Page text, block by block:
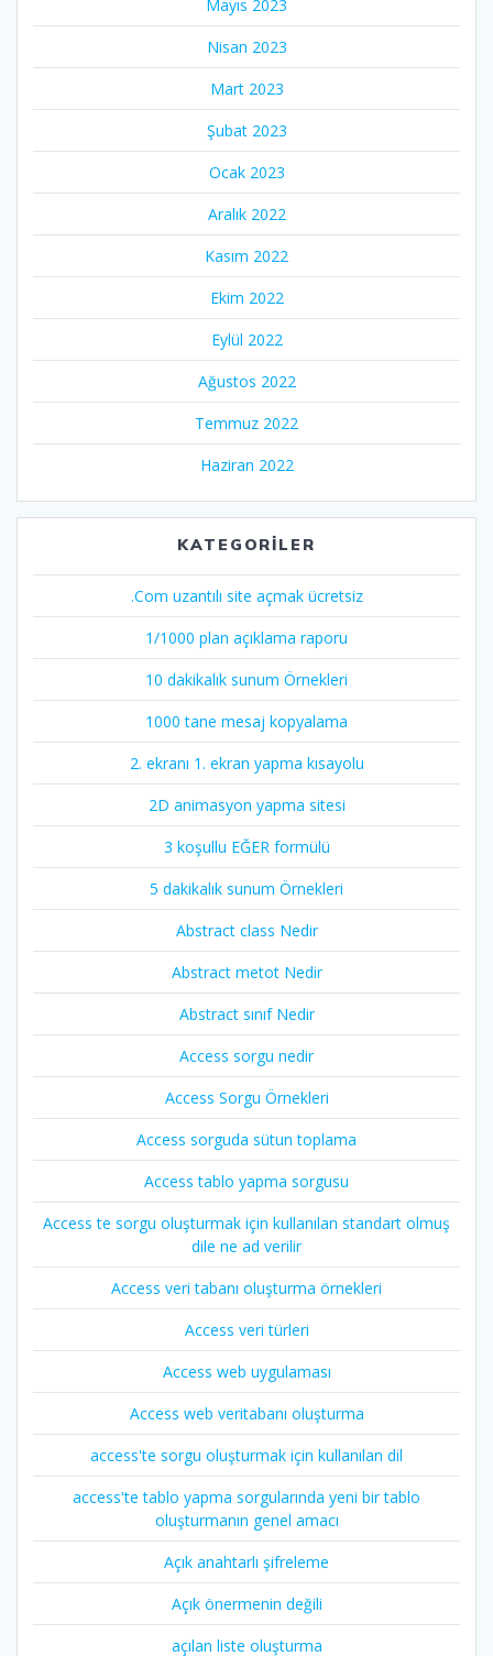
Mayıs 2023
Nisan 2023
Mart 2023
Şubat 2023
Ocak 2023
Aralık 2022
Kasım 2022
Ekim 2022
Eylül 2022
Ağustos 2022
Temmuz 2022
Haziran 2022
KATEGORILER
.Com uzantılı site açmak ücretsiz
1/1000 plan açıklama raporu
10 dakikalık sunum Örnekleri
1000 tane mesaj kopyalama
2. ekranı 1. ekran yapma kısayolu
2D animasyon yapma sitesi
3 koşullu EĞER formülü
5 dakikalık sunum Örnekleri
Abstract class Nedir
Abstract metot Nedir
Abstract sınıf Nedir
Access sorgu nedir
Access Sorgu Örnekleri
Access sorguda sütun toplama
Access tablo yapma sorgusu
Access te sorgu oluşturmak için kullanılan standart olmuş
dile ne ad verilir
Access veri tabanı oluşturma örnekleri
Access veri türleri
Access web uygulaması
Access web veritabanı oluşturma
access'te sorgu oluşturmak için kullanılan dil
access'te tablo yapma sorgularında yeni bir tablo
oluşturmanın genel amacı
Açık anahtarlı şifreleme
Açık önermenin değili
açılan liste oluşturma